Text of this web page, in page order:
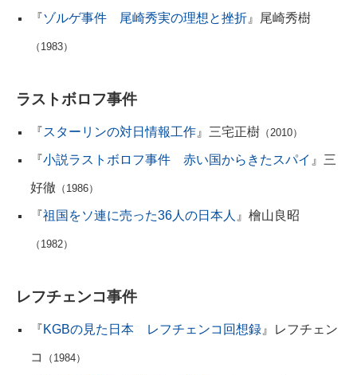
『ゾルゲ事件 尾崎秀実の理想と挫折 』尾崎秀樹
（1983）
ラストボロフ事件
『スターリンの対日情報工作 』三宅正樹 （2010）
『小説ラストボロフ事件 赤い国からきたスパイ 』三
好徹 （1986）
『祖国をソ連に売った36人の日本人 』檜山良昭
（1982）
レフチェンコ事件
『KGBの見た日本 レフチェンコ回想録 』レフチェン
コ （1984）